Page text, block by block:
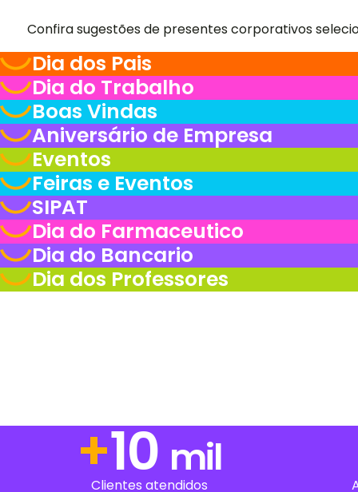
Confira sugestões de presentes corporativos
Dia dos Pais
Dia do Trabalho
Boas Vindas
Aniversário de Empresa
Eventos
Feiras e Eventos
SIPAT
Dia do Farmaceutico
Dia do Bancario
Dia dos Professores
+14 mil
Clientes atendidos